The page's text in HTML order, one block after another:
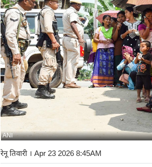
ANI
रेनू तिवारी । Apr 23 2026 8:45AM